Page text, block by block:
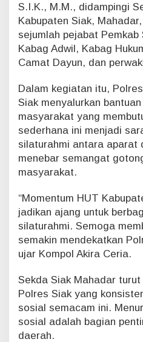
r
K
e
b
a
i
a
n
M
o
m
U
T
S
i
a
k
e
-
2
6
S.I.K., M.M., didampingi
Kabupaten Siak,
sejumlah pejabat
Kabag Adwil, Kabag
Camat Dayun, dan
Dalam kegiatan itu,
Siak menyalurkan
masyarakat yang
sederhana ini menjadi
silaturahmi antara aparat
menebar semangat
masyarakat.
“Momentum HUT
jadikan ajang untuk
silaturahmi. Semoga
semakin mendekatkan
ujar Kompol Akira Ceria.
Sekda Siak Mahadar
Polres Siak yang
sosial semacam ini.
sosial adalah bagian
daerah.